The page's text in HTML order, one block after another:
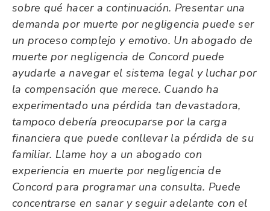
sobre qué hacer a continuación. Presentar una
demanda por muerte por negligencia puede ser
un proceso complejo y emotivo. Un abogado de
muerte por negligencia de Concord puede
ayudarle a navegar el sistema legal y luchar por
la compensación que merece. Cuando ha
experimentado una pérdida tan devastadora,
tampoco debería preocuparse por la carga
financiera que puede conllevar la pérdida de su
familiar. Llame hoy a un abogado con
experiencia en muerte por negligencia de
Concord para programar una consulta. Puede
concentrarse en sanar y seguir adelante con el